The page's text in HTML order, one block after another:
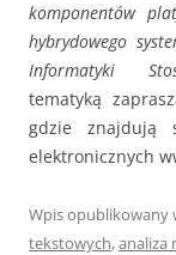
komponentów
hybrydowego
Informatyki
tematyką
gdzie znajdują
elektronicznych
Wpis opublikowany
tekstowych,analiza